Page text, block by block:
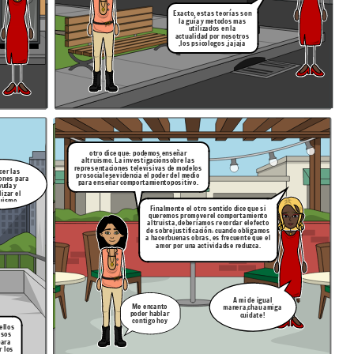
Me encanto
poder hablar
contigo hoy
A mi de igual
manera,chau amiga
cuidate!
Exacto, estas teorías son
la guía y metodos mas
utilizados en la
actualidad por nosotros
,los psicologos ,jajaja
las
para
y
el
otro dice que:podemos enseñar
altruismo. La investigaciónsobre las
representaciones televisivas de modelos
prosocialesevidencia el poder del medio
para enseñar comportamientopositivo.
los
Finalmente el otro sentido dice que si
queremos promoverel comportamiento
altruista, deberíamos recordar elefecto
de sobrejustificación: cuando obligamos
a hacerbuenas obras, es frecuente que el
amor por una actividadse reduzca.